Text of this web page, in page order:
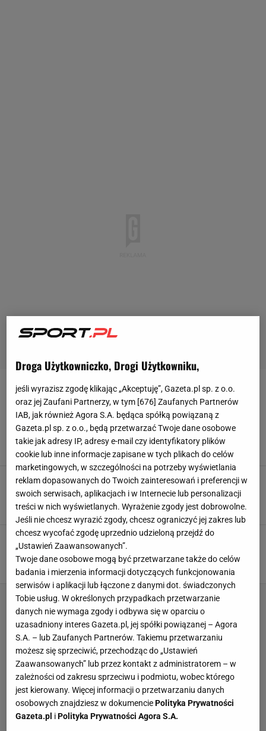
EMRE CAN
Niemcy o 14:32 ogłosili ws. meczu Borussia -
Barcelona. "Opuścił trening"
Hubert Pawlik, 15 KWIETNIA 2025, 15:37
Wrze w Borussii po klęsce z Barceloną. Kapitan
wypalił przed kamerą
Aleksander Bernard,10 KWIETNIA 2025, 13:29
Tak kapitan Borussii podsumował
Lewandowskiego. Trafił w samo sedno
Hubert Rybkowski, 7 KWIETNIA 2025, 16:44
Droga Użytkowniczko, Drogi Użytkowniku,
jeśli wyrazisz zgodę klikając „Akceptuję”, Gazeta.pl sp. z o.o.
oraz jej Zaufani Partnerzy, w tym [676] Zaufanych Partnerów
IAB, jak również Agora S.A. będąca spółką powiązaną z
Gazeta.pl sp. z o.o., będą przetwarzać Twoje dane osobowe
takie jak adresy IP, adresy e-mail czy identyfikatory plików
cookie lub inne informacje zapisane w tych plikach do celów
marketingowych, w szczególności na potrzeby wyświetlania
reklam dopasowanych do Twoich zainteresowań i preferencji w
swoich serwisach, aplikacjach i w Internecie lub personalizacji
treści w nich wyświetlanych. Wyrażenie zgody jest dobrowolne.
Jeśli nie chcesz wyrazić zgody, chcesz ograniczyć jej zakres lub
chcesz wycofać zgodę uprzednio udzieloną przejdź do
„Ustawień Zaawansowanych”.
Twoje dane osobowe mogą być przetwarzane także do celów
badania i mierzenia informacji dotyczących funkcjonowania
serwisów i aplikacji lub łączone z danymi dot. świadczonych
Tobie usług. W określonych przypadkach przetwarzanie
danych nie wymaga zgody i odbywa się w oparciu o
uzasadniony interes Gazeta.pl, jej spółki powiązanej – Agora
S.A. – lub Zaufanych Partnerów. Takiemu przetwarzaniu
możesz się sprzeciwić, przechodząc do „Ustawień
Zaawansowanych” lub przez kontakt z administratorem – w
zależności od zakresu sprzeciwu i podmiotu, wobec którego
jest kierowany. Więcej informacji o przetwarzaniu danych
osobowych znajdziesz w dokumenciePolityka Prywatności
Gazeta.pl iPolityka Prywatności Agora S.A.